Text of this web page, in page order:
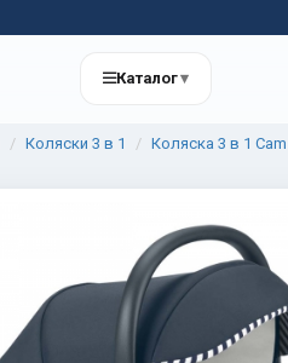
Каталог▾
Коляски 3 в 1 Коляска 3 в 1